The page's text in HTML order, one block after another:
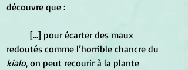
découvre que :
redoutés comme l’horrible chancre du
kialo, on peut recourir à la plante